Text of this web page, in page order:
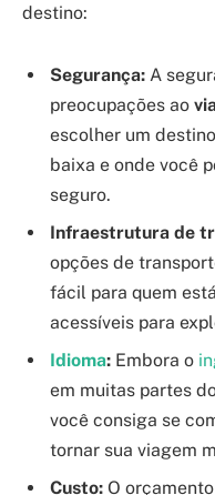
destino:
Segurança: A
preocupações ao
escolher um
baixa e onde você
seguro.
Infraestrutura de
opções de
fácil para quem
acessíveis para
Idioma: Embora o
em muitas partes
você consiga se
tornar sua viagem
Custo: O